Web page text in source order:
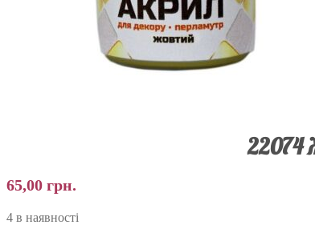
22074
65,00 грн.
4 в наявності